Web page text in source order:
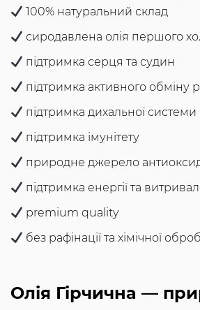
100% натуральний склад
сиродавлена олія першого
підтримка серця та судин
підтримка активного обміну
підтримка дихальної системи
підтримка імунітету
природне джерело
підтримка енергії та
premium quality
без рафінації та хімічної
Олія Гірчична —